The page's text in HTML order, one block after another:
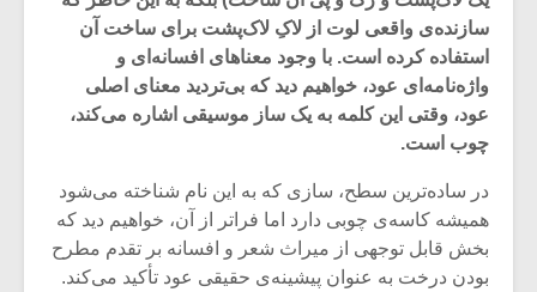
سازنده‌ی واقعی لوت از لاکِ لاک‌پشت برای ساخت آن
استفاده کرده ‌است. با وجود معناهای افسانه‌ای و
واژه‌نامه‌ای عود، خواهیم دید که بی‌تردید معنای اصلی
عود، وقتی این کلمه به یک ساز موسیقی اشاره می‌کند،
چوب است.
در ساده‌ترین سطح، سازی که به این نام شناخته می‌شود
همیشه کاسه‌ی چوبی دارد اما فراتر از آن، خواهیم دید که
بخش قابل توجهی از میراث شعر و افسانه بر تقدم مطرح
بودن درخت به عنوان پیشینه‌ی حقیقی عود تأکید می‌کند.